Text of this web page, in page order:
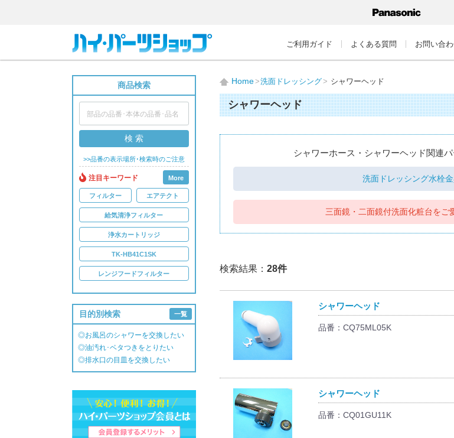
ご利用ガイド よくある質問 お問い合
商品検索
検 索
>>品番の表示場所･検索時のご注意
注目キーワード More
フィルター エアテクト
給気清浄フィルター
浄水カートリッジ
TK-HB41C1SK
レンジフードフィルター
目的別検索 一覧
◎お風呂のシャワーを交換したい
◎油汚れ･ベタつきをとりたい
◎排水口の目皿を交換したい
Home 洗面ドレッシング シャワーヘッド
シャワーヘッド
シャワーホース・シャワーヘッド関連
洗面ドレッシング水栓
三面鏡・二面鏡付洗面化粧台をご
検索結果： 28件
シャワーヘッド
品番：CQ75ML05K
シャワーヘッド
品番：CQ01GU11K